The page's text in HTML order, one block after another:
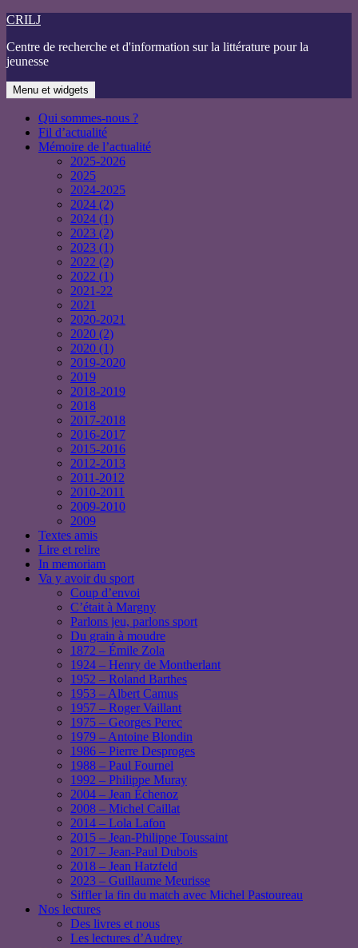
Aller
contenu
CRILJ
Centre de recherche et d'information sur la littérature pour la
jeunesse
Menu et widgets
Qui sommes-nous ?
Fil d’actualité
Mémoire de l’actualité
2025-2026
2025
2024-2025
2024 (2)
2024 (1)
2023 (2)
2023 (1)
2022 (2)
2022 (1)
2021-22
2021
2020-2021
2020 (2)
2020 (1)
2019-2020
2019
2018-2019
2018
2017-2018
2016-2017
2015-2016
2012-2013
2011-2012
2010-2011
2009-2010
2009
Textes amis
Lire et relire
In memoriam
Va y avoir du sport
Coup d’envoi
C’était à Margny
Parlons jeu, parlons sport
Du grain à moudre
1872 – Émile Zola
1924 – Henry de Montherlant
1952 – Roland Barthes
1953 – Albert Camus
1957 – Roger Vaillant
1975 – Georges Perec
1979 – Antoine Blondin
1986 – Pierre Desproges
1988 – Paul Fournel
1992 – Philippe Muray
2004 – Jean Échenoz
2008 – Michel Caillat
2014 – Lola Lafon
2015 – Jean-Philippe Toussaint
2017 – Jean-Paul Dubois
2018 – Jean Hatzfeld
2023 – Guillaume Meurisse
Siffler la fin du match avec Michel Pastoureau
Nos lectures
Des livres et nous
Les lectures d’Audrey